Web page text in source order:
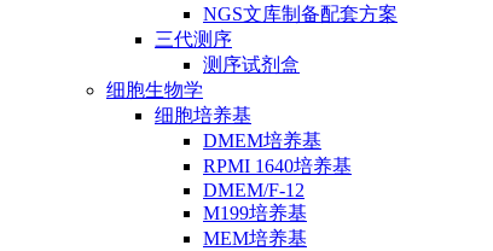
NGS文库制备配套方案
三代测序
测序试剂盒
细胞生物学
细胞培养基
DMEM培养基
RPMI 1640培养基
DMEM/F-12
M199培养基
MEM培养基